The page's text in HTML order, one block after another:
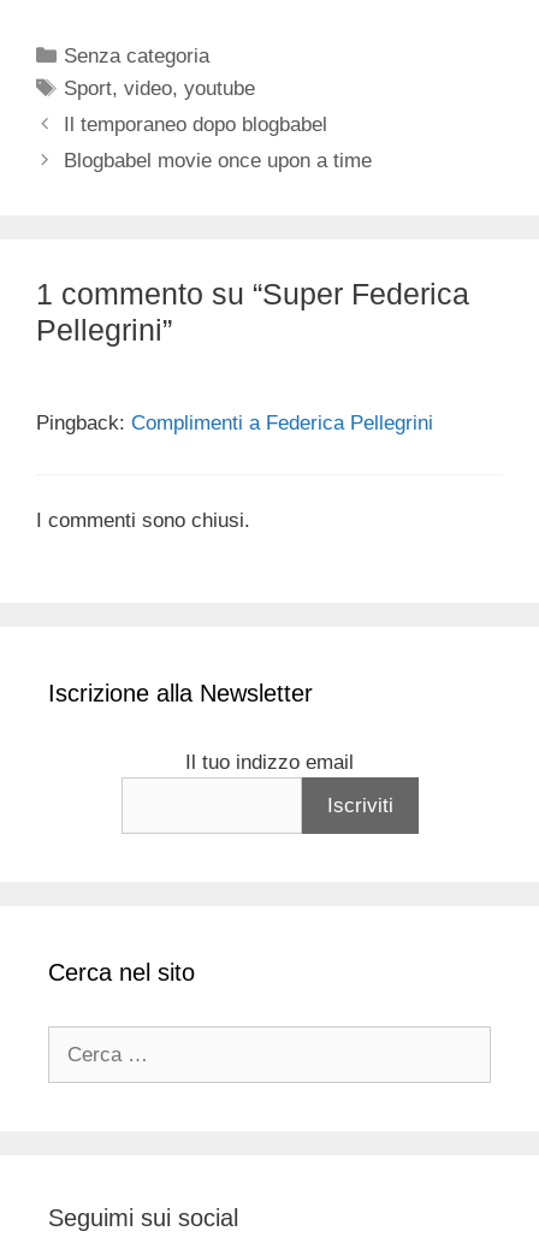
Categorie
Senza categoria
Tag
Sport,video,youtube
Il temporaneo dopo blogbabel
Blogbabel movie once upon a time
1 commento su “Super Federica
Pellegrini”
Pingback: Complimenti a Federica Pellegrini
I commenti sono chiusi.
Iscrizione alla Newsletter
Il tuo indizzo email
Cerca nel sito
Seguimi sui social